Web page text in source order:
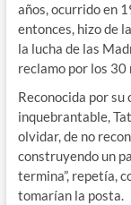
años, ocurrido en
entonces, hizo de
la lucha de las
reclamo por los
Reconocida por
inquebrantable,
olvidar, de no
construyendo un
termina”, repetía,
tomarían la posta.